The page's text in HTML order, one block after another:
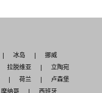
冰岛
挪威
拉脱维亚
立陶宛
荷兰
卢森堡
纳哥
西班牙